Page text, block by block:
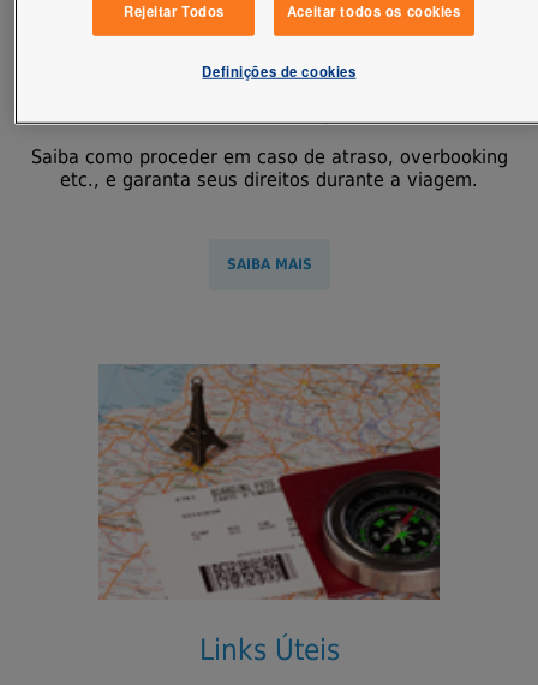
Saiba como proceder em caso de atraso, overbooking
etc., e garanta seus direitos durante a viagem.
SAIBA MAIS
Links Úteis
Rejeitar Todos Aceitar todos os cookies
Definições de cookies